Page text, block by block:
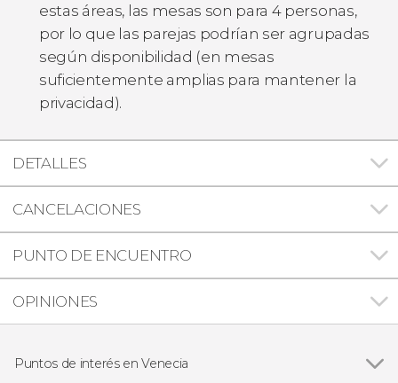
estas áreas, las mesas son para 4 personas,
por lo que las parejas podrían ser agrupadas
según disponibilidad (en mesas
suficientemente amplias para mantener la
privacidad).
DETALLES
CANCELACIONES
PUNTO DE ENCUENTRO
OPINIONES
Puntos de interés en Venecia